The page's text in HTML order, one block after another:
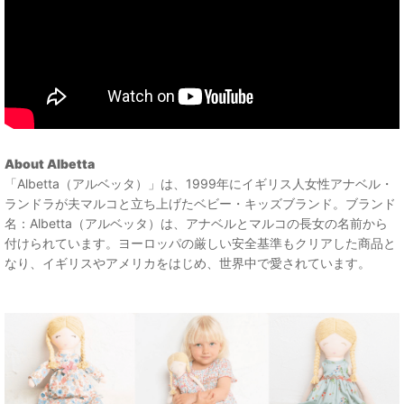
About Albetta
「Albetta（アルベッタ）」は、1999年にイギリス人女性アナベル・
ランドラが夫マルコと立ち上げたベビー・キッズブランド。ブランド
名：Albetta（アルベッタ）は、アナベルとマルコの長女の名前から
付けられています。ヨーロッパの厳しい安全基準もクリアした商品と
なり、イギリスやアメリカをはじめ、世界中で愛されています。